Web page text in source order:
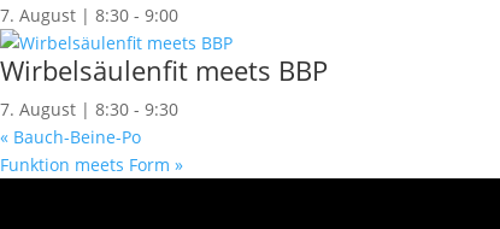
7. August | 8:30 - 9:00
Wirbelsäulenfit meets BBP
7. August | 8:30 - 9:30
« Bauch-Beine-Po
Funktion meets Form »